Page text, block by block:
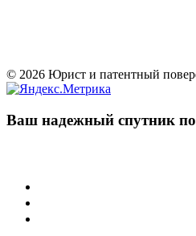
© 2026 Юрист и патентный
Ваш надежный спутник